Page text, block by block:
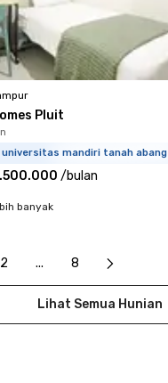
Pluit
universitas mandiri tanah abang
/bulan
banyak
2 ... 8
Lihat Semua Hunian